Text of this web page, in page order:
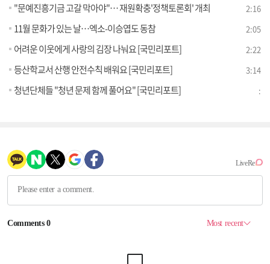
"문예진흥기금 고갈 막아야"… 재원확충'정책토론회' 개최 2:16
11월 문화가 있는 날…엑소-이승엽도 동참 2:05
어려운 이웃에게 사랑의 김장 나눠요 [국민리포트] 2:22
등산학교서 산행 안전수칙 배워요 [국민리포트] 3:14
청년단체들 "청년 문제 함께 풀어요" [국민리포트] :